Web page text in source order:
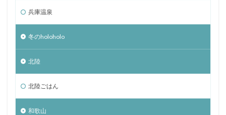
兵庫温泉
冬のholoholo
北陸
北陸ごはん
和歌山